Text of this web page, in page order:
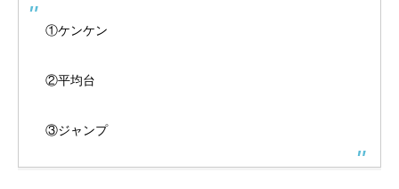
①ケンケン
②平均台
③ジャンプ